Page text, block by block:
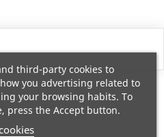
third-party cookies to
you advertising related to
your browsing habits. To
press the Accept button.